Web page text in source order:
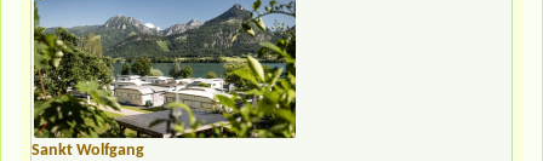
Sankt Wolfgang